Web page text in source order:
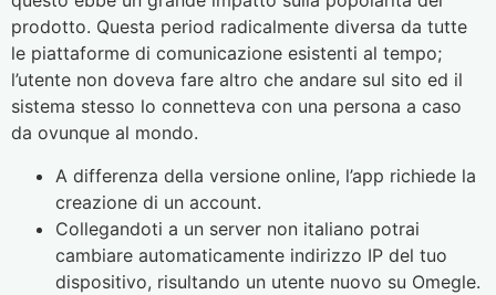
prodotto. Questa period radicalmente diversa da tutte
le piattaforme di comunicazione esistenti al tempo;
l’utente non doveva fare altro che andare sul sito ed il
sistema stesso lo connetteva con una persona a caso
da ovunque al mondo.
A differenza della versione online, l’app richiede la
creazione di un account.
Collegandoti a un server non italiano potrai
cambiare automaticamente indirizzo IP del tuo
dispositivo, risultando un utente nuovo su Omegle.